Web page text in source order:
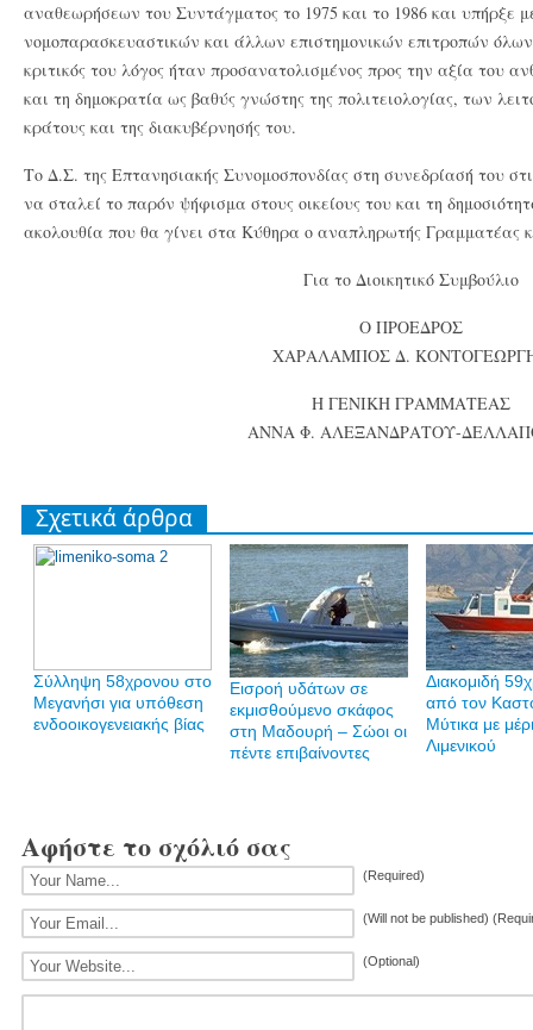
αναθεωρήσεων του Συντάγματος το 1975 και το 1986 και υπήρξε
νομοπαρασκευαστικών και άλλων επιστημονικών επιτροπών
κριτικός του λόγος ήταν προσανατολισμένος προς την αξία του
και τη δημοκρατία ως βαθύς γνώστης της πολιτειολογίας, των
κράτους και της διακυβέρνησής του.
Το Δ.Σ. της Επτανησιακής Συνομοσπονδίας στη συνεδρίασή του
να σταλεί το παρόν ψήφισμα στους οικείους του και τη
ακολουθία που θα γίνει στα Κύθηρα ο αναπληρωτής Γραμματέας
Για το Διοικητικό Συμβούλιο
O ΠΡΟΕΔΡΟΣ
ΧΑΡΑΛΑΜΠΟΣ Δ.
Η ΓΕΝIKH ΓΡΑΜΜΑΤΕΑΣ
ΑΝΝΑ Φ. ΑΛΕΞΑΝΔΡΑΤΟΥ-
Σχετικά άρθρα
Σύλληψη 58χρονου στο
Μεγανήσι για υπόθεση
ενδοοικογενειακής βίας
Εισροή υδάτων σε
εκμισθούμενο σκάφος
στη Μαδουρή – Σώοι οι
πέντε επιβαίνοντες
Διακομιδή
από τον
Μύτικα με
Λιμενικού
Αφήστε το σχόλιό σας
(Required)
(Will not be published)
(Optional)